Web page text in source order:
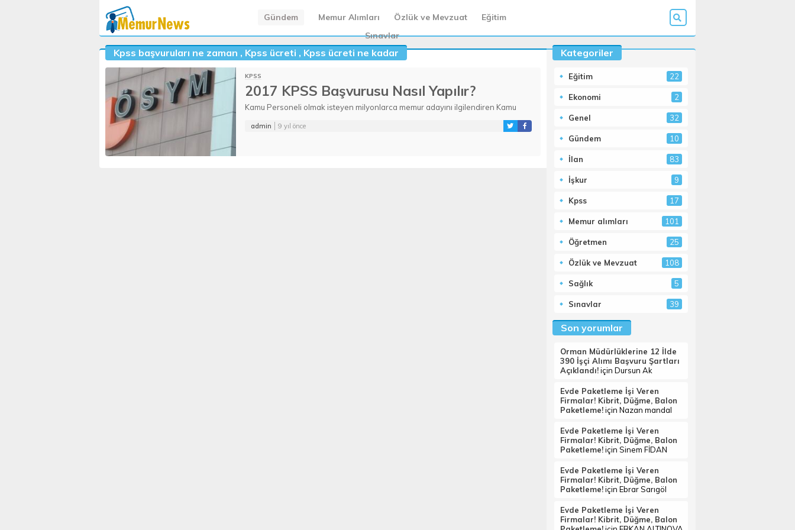
Gündem Memur Alımları Özlük ve Mevzuat
Eğitim
Sınavlar
Kpss başvuruları ne zaman , Kpss ücreti , Kpss ücreti ne kadar
KPSS
2017 KPSS Başvurusu Nasıl Yapılır?
Kamu Personeli olmak isteyen milyonlarca memur adayını ilgilendiren Kamu
admin 9 yıl önce
Kategoriler
Eğitim 22
Ekonomi 2
Genel 32
Gündem 10
İlan 83
İşkur 9
Kpss 17
Memur alımları 101
Öğretmen 25
Özlük ve Mevzuat 108
Sağlık 5
Sınavlar 39
Son yorumlar
Orman Müdürlüklerine 12 İlde
390 İşçi Alımı Başvuru Şartları
Açıklandı!için Dursun Ak
Evde Paketleme İşi Veren
Firmalar! Kibrit, Düğme, Balon
Paketleme!için Nazan mandal
Evde Paketleme İşi Veren
Firmalar! Kibrit, Düğme, Balon
Paketleme!için Sinem FİDAN
Evde Paketleme İşi Veren
Firmalar! Kibrit, Düğme, Balon
Paketleme!için Ebrar Sarıgöl
Evde Paketleme İşi Veren
Firmalar! Kibrit, Düğme, Balon